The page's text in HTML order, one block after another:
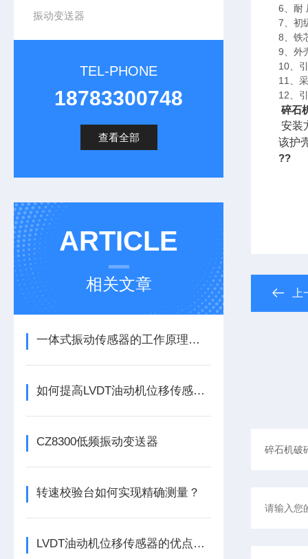
振动变送器
TEL-PHONE
18783300748
查看全部
ARTICLE
相关文章
一体式振动传感器的工作原理是什么？
如何提高LVDT油动机位移传感器的精度？
CZ8300低频振动变送器
转速校验台如何实现精确测量？
LVDT油动机位移传感器的优点分别有这几点
6、耐
7、初
8、铁
9、外
10、
11、
12、
碎石
安装
该护
??